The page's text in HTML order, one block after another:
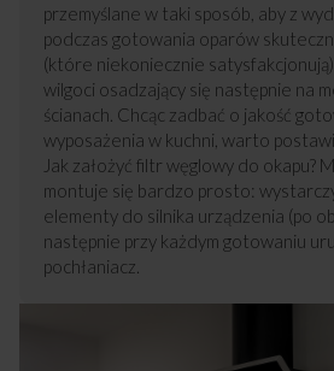
przemyślane w taki sposób, aby z
podczas gotowania oparów
(które niekoniecznie
wilgoci osadzający się następnie na
ścianach. Chcąc zadbać o jakość
wyposażenia w kuchni, warto
Jak założyć filtr węglowy do okapu?
montuje się bardzo prosto:
elementy do silnika urządzenia (po
następnie przy każdym gotowaniu
pochłaniacz.